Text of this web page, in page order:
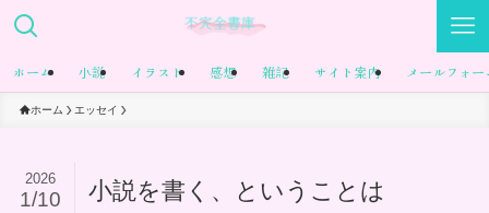
ホーム 小説 イラスト 感想 雑記 サイト案内 メールフォー
ホーム エッセイ
小説を書く、ということは
2026
1/10